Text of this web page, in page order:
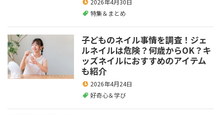
2026年4月30日
特集＆まとめ
子どものネイル事情を調査！ジェ
ルネイルは危険？何歳からOK？キ
ッズネイルにおすすめのアイテム
も紹介
2026年4月24日
好奇心＆学び